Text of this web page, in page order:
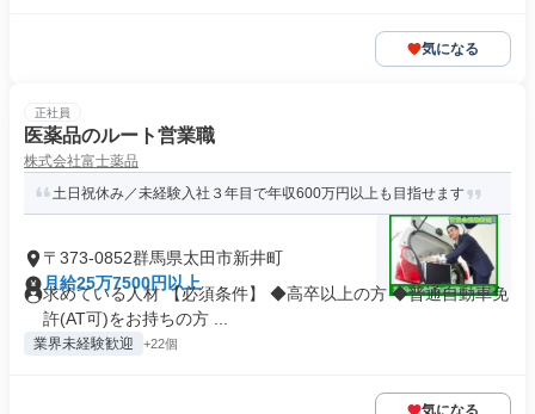
気になる
正社員
医薬品のルート営業職
株式会社富士薬品
土日祝休み／未経験入社３年目で年収600万円以上も目指せます
〒373-0852群馬県太田市新井町
月給25万7500円以上
求めている人材 【必須条件】 ◆高卒以上の方 ◆普通自動車免
許(AT可)をお持ちの方 ...
業界未経験歓迎 +22個
気になる